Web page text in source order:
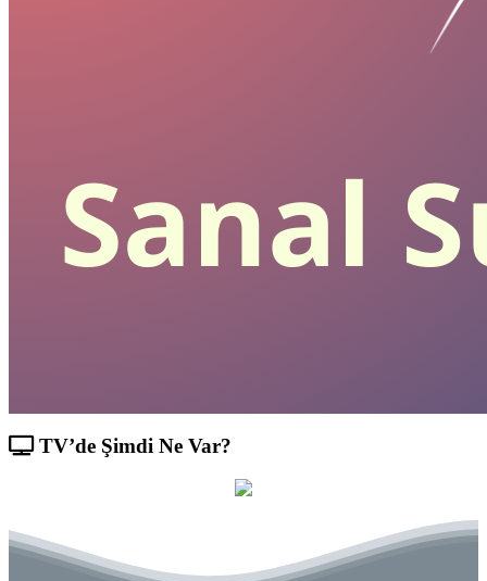
TV’de Şimdi Ne Var?